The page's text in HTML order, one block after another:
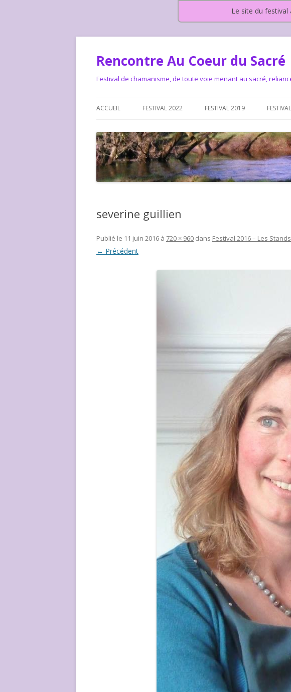
Le site du
Rencontre Au Coeur du Sacré
Festival de chamanisme, de toute voie menant au sacré,
ACCUEIL
LA CHARTE DU FESTIVAL
LE FESTIVAL DEPUIS 2015 – QUI
SOMMES-NOUS ?
LE FESTIVAL DEPUIS 2015…OU
ALLONS-NOUS ?
FESTIVAL 2022 FESTIVAL 2019
severine guillien
Publié le 11 juin 2016 à 720 × 960 dans Festival 2016 – Les Stands
← Précédent